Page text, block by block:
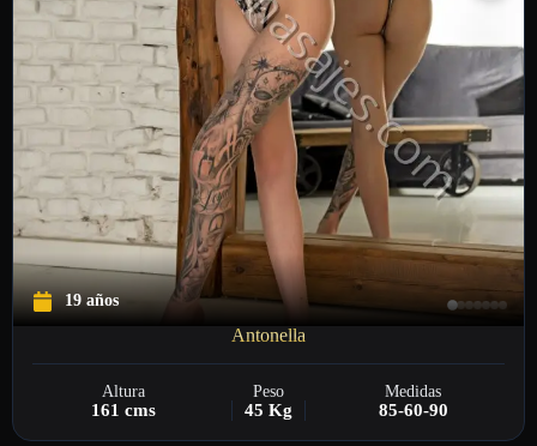
19 años
Antonella
Altura Peso Medidas
161 cms 45 Kg 85-60-90